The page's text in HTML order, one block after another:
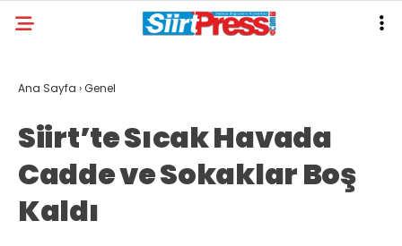
Ana Sayfa ›Genel
Siirt’te Sıcak Havada
Cadde ve Sokaklar Boş
Kaldı